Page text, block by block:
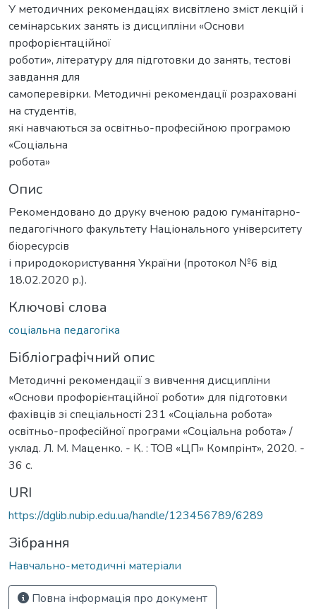
У методичних рекомендаціях висвітлено зміст лекцій і
семінарських занять із дисципліни «Основи
профорієнтаційної
роботи», літературу для підготовки до занять, тестові
завдання для
самоперевірки. Методичні рекомендації розраховані
на студентів,
які навчаються за освітньо-професійною програмою
«Соціальна
робота»
Опис
Рекомендовано до друку вченою радою гуманітарно-
педагогічного факультету Національного університету
біоресурсів
і природокористування України (протокол №6 від
18.02.2020 р.).
Ключові слова
соціальна педагогіка
Бібліографічний опис
Методичні рекомендації з вивчення дисципліни
«Основи профорієнтаційної роботи» для підготовки
фахівців зі спеціальності 231 «Соціальна робота»
освітньо-професійної програми «Соціальна робота» /
уклад. Л. М. Маценко. - К. : ТОВ «ЦП» Компрінт», 2020. -
36 с.
URI
https://dglib.nubip.edu.ua/handle/123456789/6289
Зібрання
Навчально-методичні матеріали
Повна інформація про документ